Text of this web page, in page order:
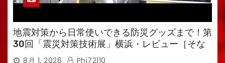
地震対策から日常使いできる防災グッズまで！第
30回「震災対策技術展」横浜・レビュー［そな
えるTV・高荷智也］
8月 1, 2026 Phi72110